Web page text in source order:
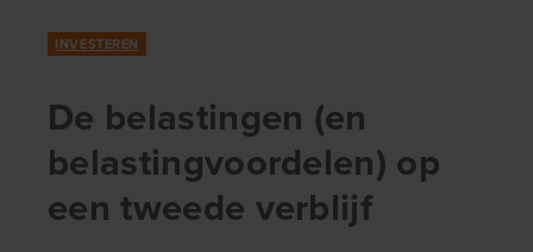
INVESTEREN
De belastingen (en
belastingvoordelen) op
een tweede verblijf